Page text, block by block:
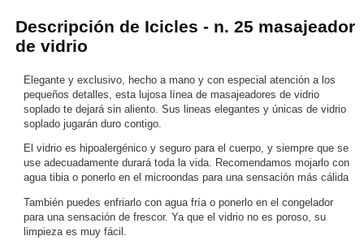
Descripción de Icicles - n. 25 masajeador
de vidrio
Elegante y exclusivo, hecho a mano y con especial atención a los
pequeños detalles, esta lujosa línea de masajeadores de vidrio
soplado te dejará sin aliento. Sus lineas elegantes y únicas de vidrio
soplado jugarán duro contigo.
El vidrio es hipoalergénico y seguro para el cuerpo, y siempre que se
use adecuadamente durará toda la vida. Recomendamos mojarlo con
agua tibia o ponerlo en el microondas para una sensación más cálida
También puedes enfriarlo con agua fría o ponerlo en el congelador
para una sensación de frescor. Ya que el vidrio no es poroso, su
limpieza es muy fácil.